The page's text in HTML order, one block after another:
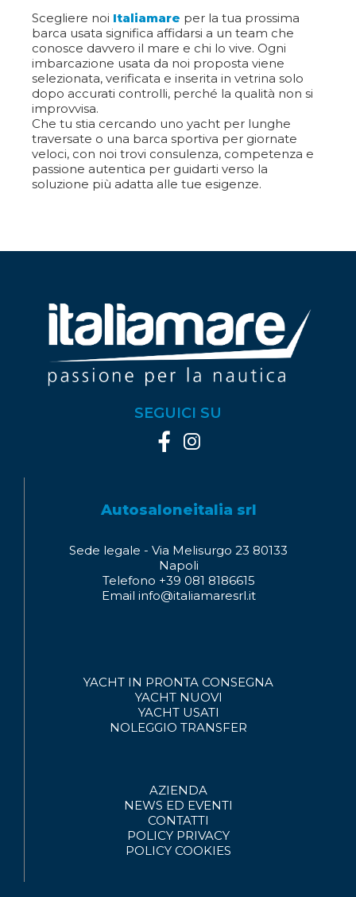
Scegliere noi Italiamare per la tua prossima
barca usata significa affidarsi a un team che
conosce davvero il mare e chi lo vive. Ogni
imbarcazione usata da noi proposta viene
selezionata, verificata e inserita in vetrina solo
dopo accurati controlli, perché la qualità non si
improvvisa.
Che tu stia cercando uno yacht per lunghe
traversate o una barca sportiva per giornate
veloci, con noi trovi consulenza, competenza e
passione autentica per guidarti verso la
soluzione più adatta alle tue esigenze.
SEGUICI SU
Autosaloneitalia srl
Sede legale - Via Melisurgo 23 80133
Napoli
Telefono +39 081 8186615
Email info@italiamaresrl.it
YACHT IN PRONTA CONSEGNA
YACHT NUOVI
YACHT USATI
NOLEGGIO TRANSFER
AZIENDA
NEWS ED EVENTI
CONTATTI
POLICY PRIVACY
POLICY COOKIES